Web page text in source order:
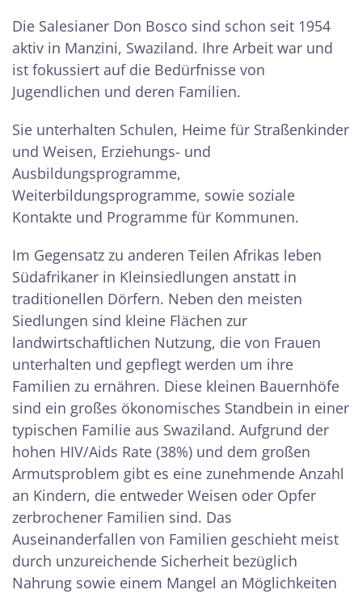
Die Salesianer Don Bosco sind schon seit 1954
aktiv in Manzini, Swaziland. Ihre Arbeit war und
ist fokussiert auf die Bedürfnisse von
Jugendlichen und deren Familien.
Sie unterhalten Schulen, Heime für Straßenkinder
und Weisen, Erziehungs- und
Ausbildungsprogramme,
Weiterbildungsprogramme, sowie soziale
Kontakte und Programme für Kommunen.
Im Gegensatz zu anderen Teilen Afrikas leben
Südafrikaner in Kleinsiedlungen anstatt in
traditionellen Dörfern. Neben den meisten
Siedlungen sind kleine Flächen zur
landwirtschaftlichen Nutzung, die von Frauen
unterhalten und gepflegt werden um ihre
Familien zu ernähren. Diese kleinen Bauernhöfe
sind ein großes ökonomisches Standbein in einer
typischen Familie aus Swaziland. Aufgrund der
hohen HIV/Aids Rate (38%) und dem großen
Armutsproblem gibt es eine zunehmende Anzahl
an Kindern, die entweder Weisen oder Opfer
zerbrochener Familien sind. Das
Auseinanderfallen von Familien geschieht meist
durch unzureichende Sicherheit bezüglich
Nahrung sowie einem Mangel an Möglichkeiten